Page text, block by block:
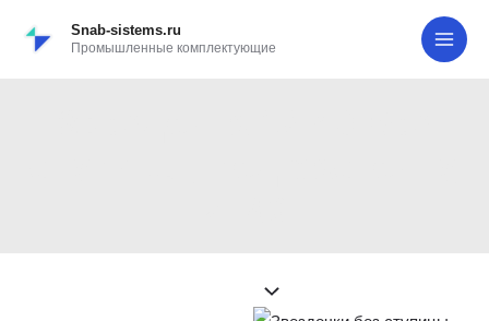
Snab-sistems.ru
Промышленные комплектующие
12B-